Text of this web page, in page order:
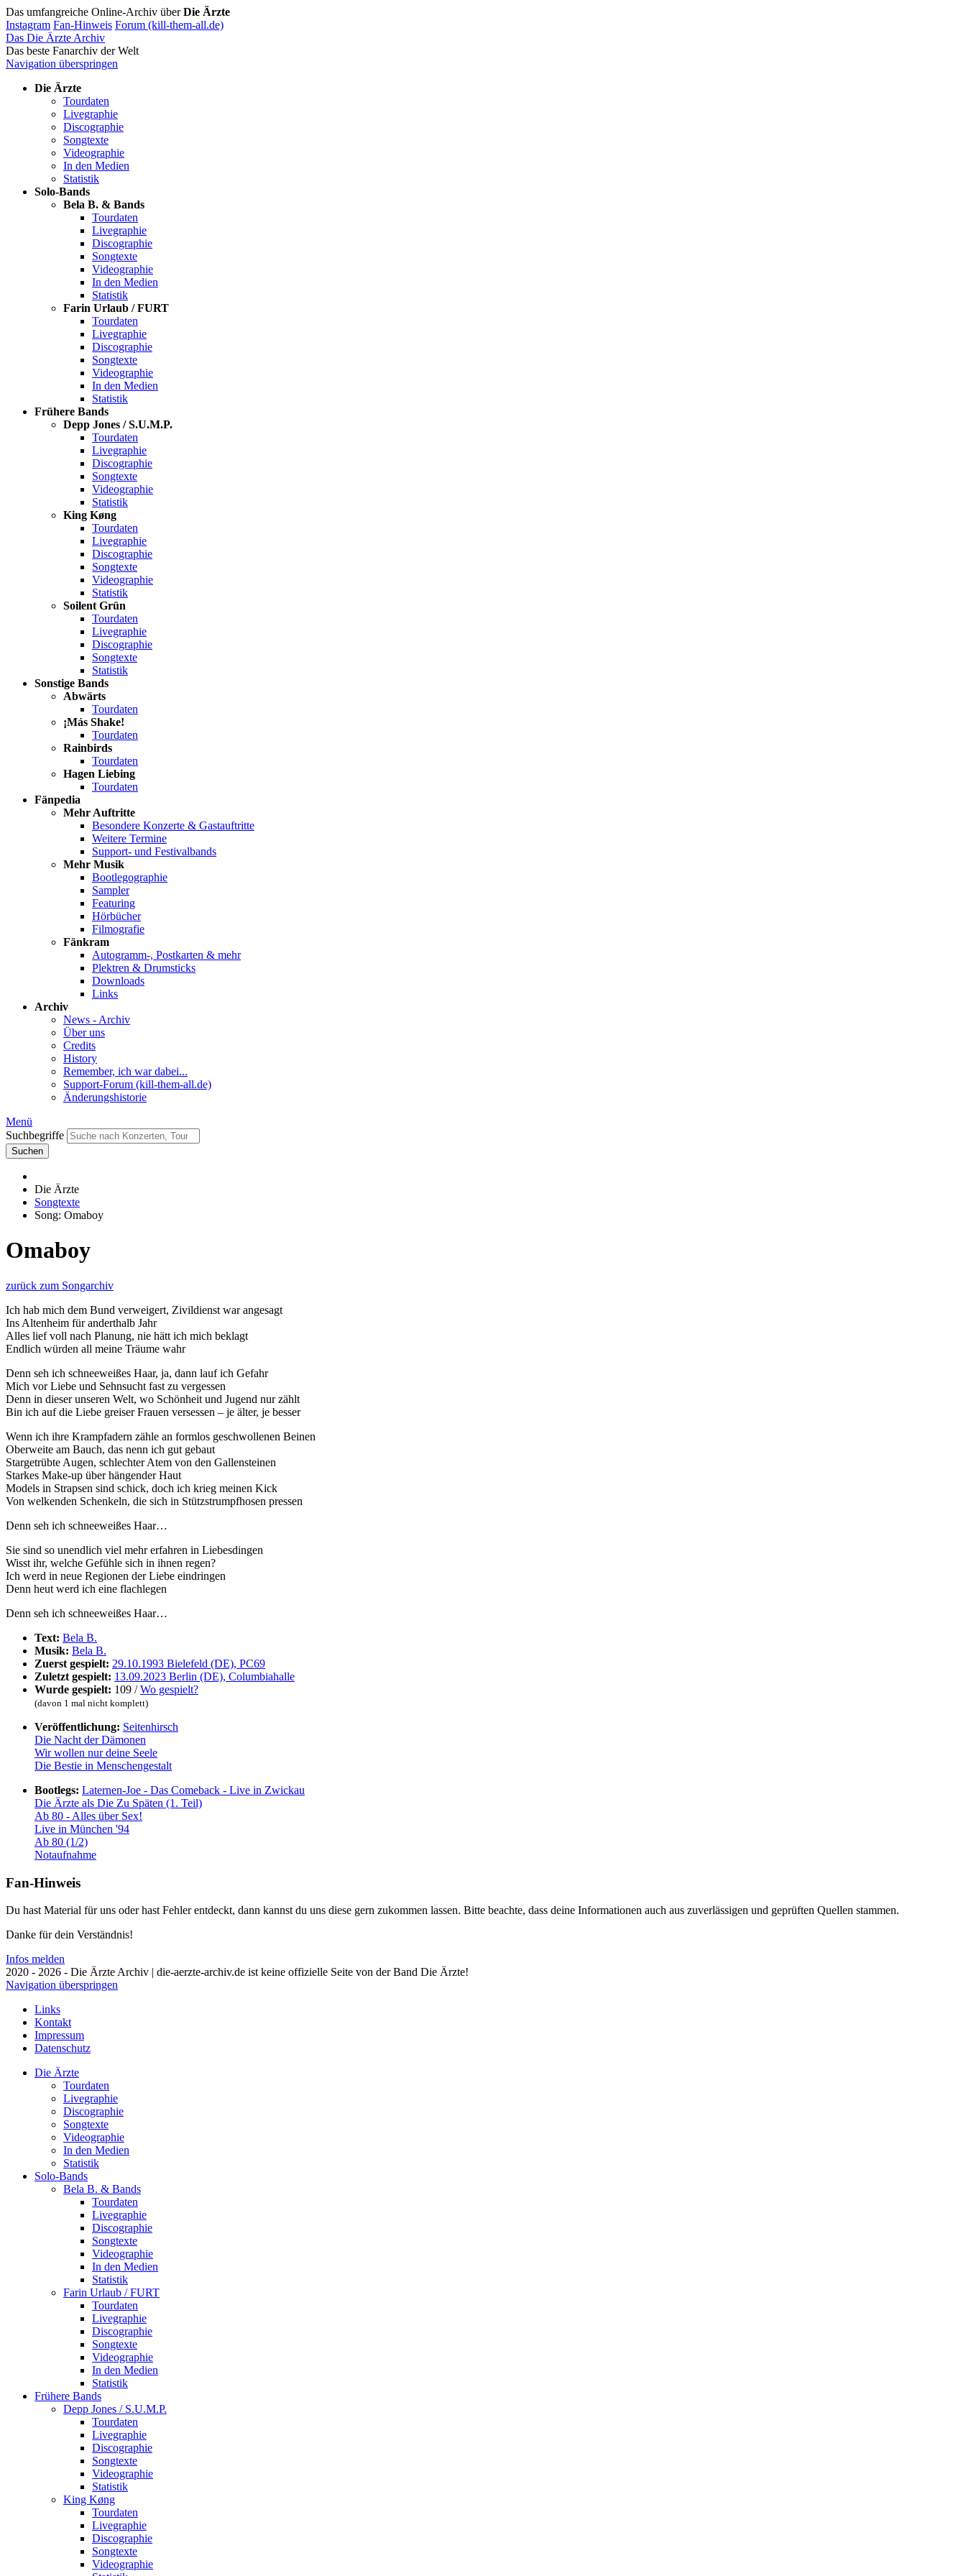
Das umfangreiche Online-Archiv überDie Ärzte
Instagram Fan-Hinweis Forum (kill-them-all.de)
Das Die Ärzte Archiv
Das beste Fanarchiv der Welt
Navigation überspringen
Die Ärzte
Tourdaten
Livegraphie
Discographie
Songtexte
Videographie
In den Medien
Statistik
Solo-Bands
Bela B. & Bands
Tourdaten
Livegraphie
Discographie
Songtexte
Videographie
In den Medien
Statistik
Farin Urlaub / FURT
Tourdaten
Livegraphie
Discographie
Songtexte
Videographie
In den Medien
Statistik
Frühere Bands
Depp Jones / S.U.M.P.
Tourdaten
Livegraphie
Discographie
Songtexte
Videographie
Statistik
King Køng
Tourdaten
Livegraphie
Discographie
Songtexte
Videographie
Statistik
Soilent Grün
Tourdaten
Livegraphie
Discographie
Songtexte
Statistik
Sonstige Bands
Abwärts
Tourdaten
¡Más Shake!
Tourdaten
Rainbirds
Tourdaten
Hagen Liebing
Tourdaten
Fänpedia
Mehr Auftritte
Besondere Konzerte & Gastauftritte
Weitere Termine
Support- und Festivalbands
Mehr Musik
Bootlegographie
Sampler
Featuring
Hörbücher
Filmografie
Fänkram
Autogramm-, Postkarten & mehr
Plektren & Drumsticks
Downloads
Links
Archiv
News - Archiv
Über uns
Credits
History
Remember, ich war dabei...
Support-Forum (kill-them-all.de)
Änderungshistorie
Menü
Suchbegriffe
Suchen
Die Ärzte
Songtexte
Song: Omaboy
Omaboy
zurück zum Songarchiv
Ich hab mich dem Bund verweigert, Zivildienst war angesagt
Ins Altenheim für anderthalb Jahr
Alles lief voll nach Planung, nie hätt ich mich beklagt
Endlich würden all meine Träume wahr
Denn seh ich schneeweißes Haar, ja, dann lauf ich Gefahr
Mich vor Liebe und Sehnsucht fast zu vergessen
Denn in dieser unseren Welt, wo Schönheit und Jugend nur zählt
Bin ich auf die Liebe greiser Frauen versessen – je älter, je besser
Wenn ich ihre Krampfadern zähle an formlos geschwollenen Beinen
Oberweite am Bauch, das nenn ich gut gebaut
Stargetrübte Augen, schlechter Atem von den Gallensteinen
Starkes Make-up über hängender Haut
Models in Strapsen sind schick, doch ich krieg meinen Kick
Von welkenden Schenkeln, die sich in Stützstrumpfhosen pressen
Denn seh ich schneeweißes Haar…
Sie sind so unendlich viel mehr erfahren in Liebesdingen
Wisst ihr, welche Gefühle sich in ihnen regen?
Ich werd in neue Regionen der Liebe eindringen
Denn heut werd ich eine flachlegen
Denn seh ich schneeweißes Haar…
Text: Bela B.
Musik: Bela B.
Zuerst gespielt: 29.10.1993 Bielefeld (DE), PC69
Zuletzt gespielt: 13.09.2023 Berlin (DE), Columbiahalle
Wurde gespielt: 109 /Wo gespielt?
(davon 1 mal nicht komplett)
Veröffentlichung: Seitenhirsch
Die Nacht der Dämonen
Wir wollen nur deine Seele
Die Bestie in Menschengestalt
Bootlegs: Laternen-Joe - Das Comeback - Live in Zwickau
Die Ärzte als Die Zu Späten (1. Teil)
Ab 80 - Alles über Sex!
Live in München '94
Ab 80 (1/2)
Notaufnahme
Fan-Hinweis
Du hast Material für uns oder hast Fehler entdeckt, dann kannst du uns diese gern zukommen lassen. Bitte beachte, dass deine Informationen auch aus zuverlässigen und geprüften Quellen stammen.
Danke für dein Verständnis!
Infos melden
2020 - 2026 - Die Ärzte Archiv | die-aerzte-archiv.de ist keine offizielle Seite von der Band Die Ärzte!
Navigation überspringen
Links
Kontakt
Impressum
Datenschutz
Die Ärzte
Tourdaten
Livegraphie
Discographie
Songtexte
Videographie
In den Medien
Statistik
Solo-Bands
Bela B. & Bands
Tourdaten
Livegraphie
Discographie
Songtexte
Videographie
In den Medien
Statistik
Farin Urlaub / FURT
Tourdaten
Livegraphie
Discographie
Songtexte
Videographie
In den Medien
Statistik
Frühere Bands
Depp Jones / S.U.M.P.
Tourdaten
Livegraphie
Discographie
Songtexte
Videographie
Statistik
King Køng
Tourdaten
Livegraphie
Discographie
Songtexte
Videographie